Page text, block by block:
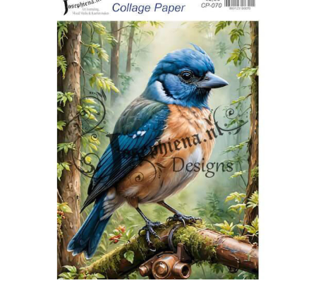
Week 45
Posters A3
T-shirts
Canvas
Stompkaarsen
Dieren
Fantasie
Landschap
Magic
Personen
Steampunk
Andere Afbeeldingen
Hobby en Art
Acrylic stone
Acrylverf
Alcohol ink
Embossing
Foto's
Gesso - Mediums
Merken
Josephiena's
Gummiapan
Lavinia Stamps
CraftEmotions
Cadence
Opruiming
Inspiratie
Art Journal 2025
Kaarten 2025
Kaarten 2024